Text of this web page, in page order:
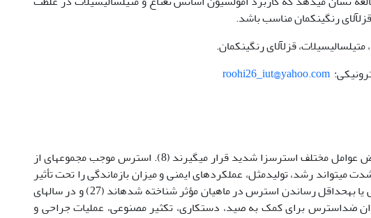
متیل­سالیسیلات، قزل­آلای رنگین­کمان.
roohi26_iut@yahoo.com
در عملیات آبزی­پروری مدرن، ماهیان اغلب در معرض عوامل مختلف استرس­زا شدید قرار می­گیرند (8). استرس موجب مجموعه­ای از
می­شود (19، 22، 23)، که به شدت می­تواند رشد، تولیدمثل، عملکردهای ایمنی و میزان بازماندگی را تحت تأثیر
قراردهد (15، 43). داروهای بیهوش­کننده در کاهش یا به­حداقل رساندن استرس در ماهیان مؤثر شناخته شده­اند (27) و در سال­های
ضداسترس برای کمک به صید، دستکاری، تکثیر مصنوعی، عملیات جراحی و